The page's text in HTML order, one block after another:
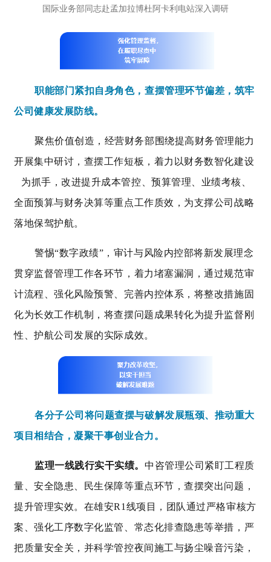
国际业务部同志赴孟加拉博杜阿卡利电站深入调研
职能部门紧扣自身角色，查摆管理环节偏差，筑牢
公司健康发展防线。
聚焦价值创造，经营财务部围绕提高财务管理能力
开展集中研讨，查摆工作短板，着力以财务数智化建设
为抓手，改进提升成本管控、预算管理、业绩考核、
全面预算与财务决算等重点工作质效，为支撑公司战略
落地保驾护航。
警惕“数字政绩”，审计与风险内控部将新发展理念
贯穿监督管理工作各环节，着力堵塞漏洞，通过规范审
计流程、强化风险预警、完善内控体系，将整改措施固
化为长效工作机制，将查摆问题成果转化为提升监督刚
性、护航公司发展的实际成效。
各分子公司将问题查摆与破解发展瓶颈、推动重大
项目相结合，凝聚干事创业合力。
监理一线践行实干实绩。 中咨管理公司紧盯工程质
量、安全隐患、民生保障等重点环节，查摆突出问题，
提升管理实效。在雄安R1线项目，团队通过严格审核方
案、强化工序数字化监管、常态化排查隐患等举措，严
把质量安全关，并科学管控夜间施工与扬尘噪音污染，